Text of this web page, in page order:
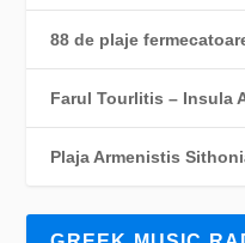
88 de plaje
Farul Tourlitis – Insula
Plaja Armenistis